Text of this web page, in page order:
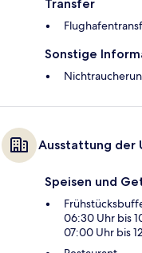
Transfer
Sonstige
Ausstattung der
Speisen und
06:30 Uhr bis
07:00 Uhr bis